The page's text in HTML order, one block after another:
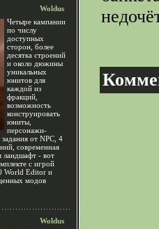
Woldus
Четыре кампании
по числу
доступных
сторон, более
десятка строений
и около дюжины
уникальных
юнитов для
каждой из
фракций,
возможность
конструировать
юниты,
персонажи-
от NPC, 4
современная
ландшафт - вот
с игрой
World Editor и
модов
Woldus